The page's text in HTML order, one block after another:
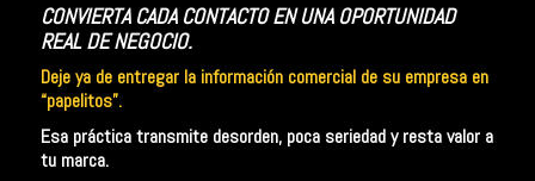
CONVIERTA CADA CONTACTO EN UNA OPORTUNIDAD
REAL DE NEGOCIO.
Deje ya de entregar la información comercial de su empresa en
“papelitos”.
Esa práctica transmite desorden, poca seriedad y resta valor a
tu marca.